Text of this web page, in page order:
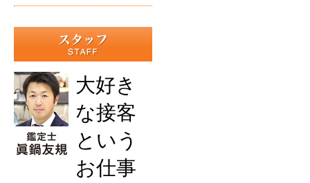
大好き
な接客
という
お仕事